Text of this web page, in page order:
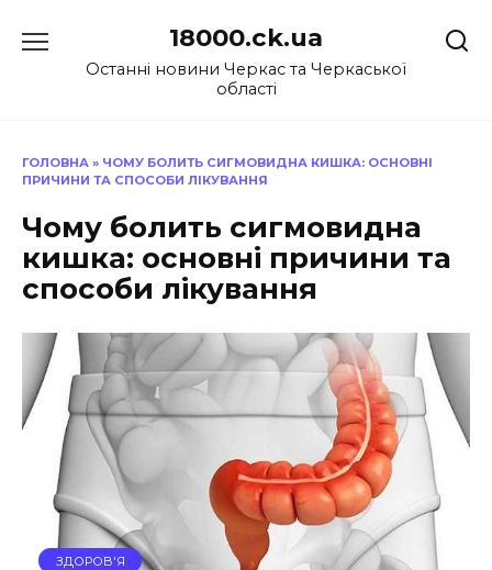
до
18000.ck.ua
Останні новини Черкас та Черкаської
області
ГОЛОВНА » ЧОМУ БОЛИТЬ СИГМОВИДНА КИШКА: ОСНОВНІ
ПРИЧИНИ ТА СПОСОБИ ЛІКУВАННЯ
Чому болить сигмовидна
кишка: основні причини та
способи лікування
ЗДОРОВ'Я